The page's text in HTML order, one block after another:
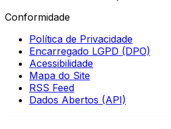
Conformidade
Política de Privacidade
Encarregado LGPD (DPO)
Acessibilidade
Mapa do Site
RSS Feed
Dados Abertos (API)